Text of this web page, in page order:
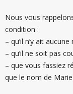
Nous vous
condition :
– qu’il n’y ait
– qu’il ne soit pas
– que vous fassiez
que le nom de